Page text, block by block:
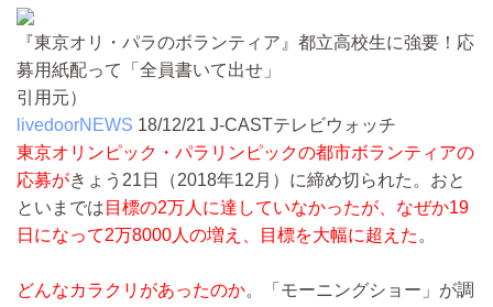
『東京オリ・パラのボランティア』都立高校生に強要！応
募用紙配って「全員書いて出せ」
引用元）
livedoorNEWS 18/12/21 J-CASTテレビウォッチ
東京オリンピック・パラリンピックの都市ボランティアの
応募がきょう21日（2018年12月）に締め切られた。おと
といまでは 目標の2万人に達していなかったが、なぜか19
日になって2万8000人の増え、目標を大幅に超えた。
どんなカラクリがあったのか。「モーニングショー」が調